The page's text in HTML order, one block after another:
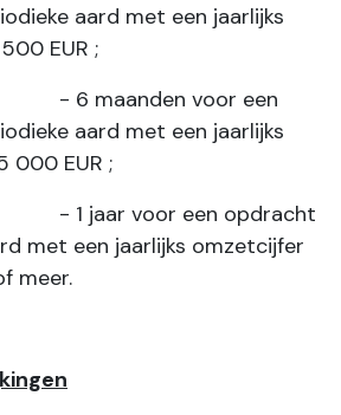
aard met een jaarlijks
EUR ;
voor een
aard met een jaarlijks
000 EUR ;
een opdracht
met een jaarlijks omzetcijfer
meer.